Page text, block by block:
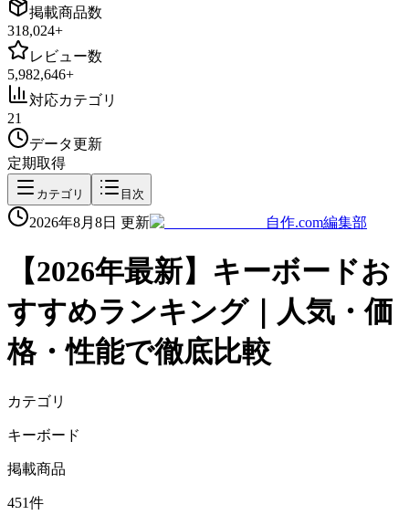
掲載商品数
318,024+
レビュー数
5,982,646+
対応カテゴリ
21
データ更新
定期取得
カテゴリ 目次
2026年8月8日 更新 自作.com編集部
【2026年最新】 キーボードお
すすめランキング｜人気・価
格・性能で徹底比較
カテゴリ
キーボード
掲載商品
451件